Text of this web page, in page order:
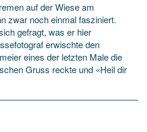
auf der Wiese am
zwar noch einmal fasziniert.
gefragt, was er hier
erwischte den
eines der letzten Male die
Gruss reckte und «Heil dir